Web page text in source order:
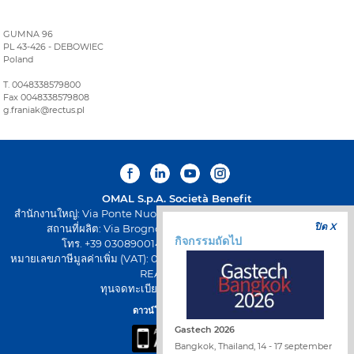
GUMNA 96
PL 43-426 - DEBOWIEC
Poland
T. 0048338579800
Fax 0048338579808
g.franiak@rectus.pl
OMAL S.p.A. Società Benefit
สำนักงานใหญ่: Via Ponte Nuovo 11, Rodengo Saiano (Brescia) Italy
สถานที่ผลิต: Via Brognolo 12, Passirano (Brescia) Italy
โทร. +39 0308900145 โทรสาร +39 0308900423
หมายเลขภาษีมูลค่าเพิ่ม (VAT): 00645720988 - รหัสภาษี: 01661640175 -
REA BS-258271
ทุนจดทะเบียน: € 500.000,00 I.V
ดาวน์โหลดแอป OMAL
ปิด X
กิจกรรมถัดไป
Gastech 2026
Bangkok, Thailand, 14 - 17 september